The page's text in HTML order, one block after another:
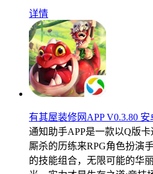
详情
有其屋装修网APP V0.3.80 安
通知助手APP是一款以Q版
厮杀的历练来RPG角色扮演
的技能组合，无限可能的华